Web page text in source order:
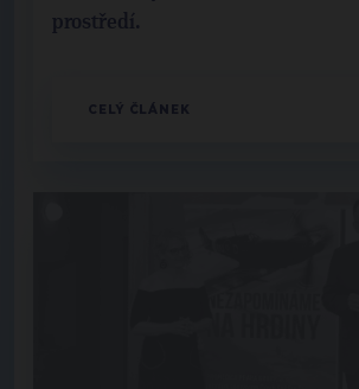
prostředí.
CELÝ ČLÁNEK